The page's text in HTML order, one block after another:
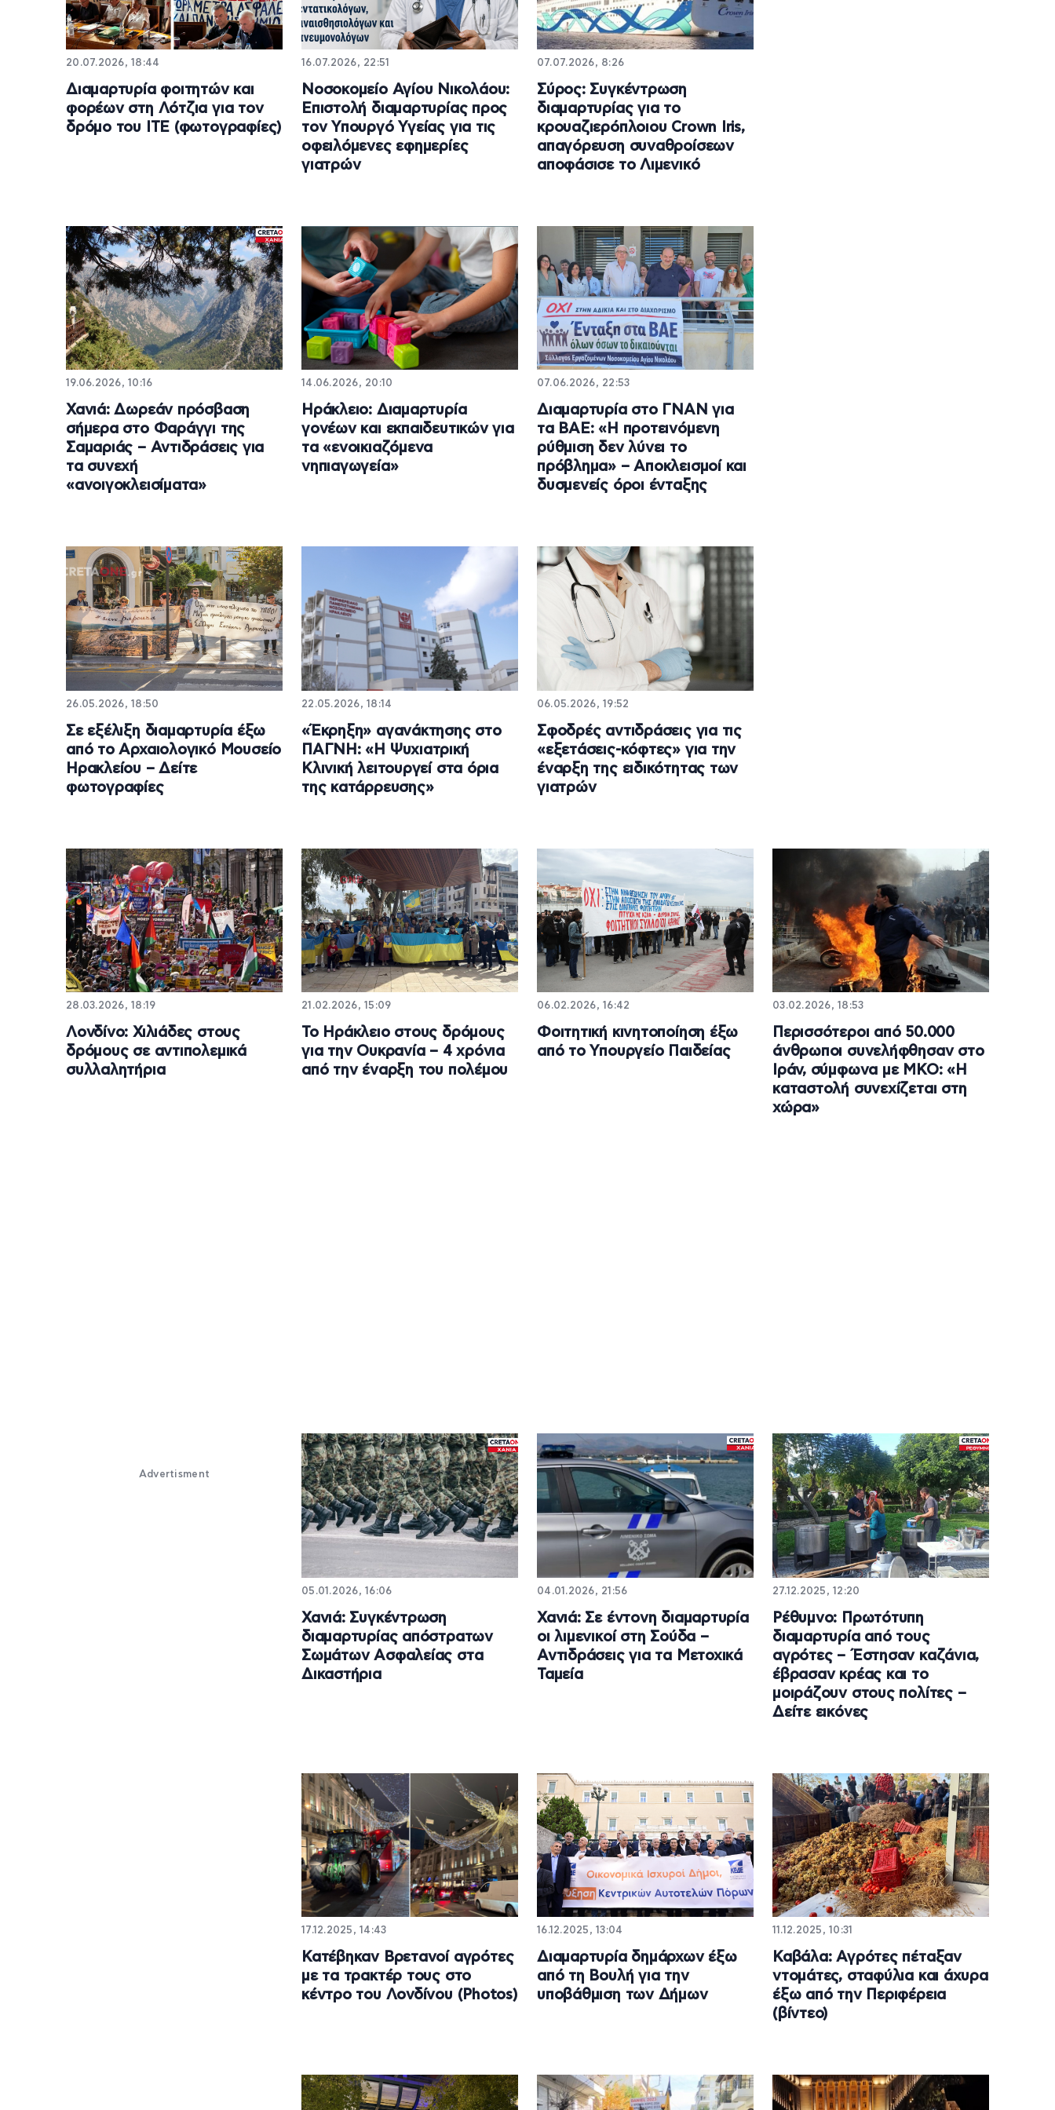
20.07.2026, 18:44
Διαμαρτυρία φοιτητών και
φορέων στη Λότζια για τον
δρόμο του ΙΤΕ (φωτογραφίες)
16.07.2026, 22:51
Νοσοκομείο Αγίου Νικολάου:
Επιστολή διαμαρτυρίας προς
τον Υπουργό Υγείας για τις
οφειλόμενες εφημερίες
γιατρών
07.07.2026, 8:26
Σύρος: Συγκέντρωση
διαμαρτυρίας για το
κρουαζιερόπλοιου Crown Iris,
απαγόρευση συναθροίσεων
αποφάσισε το Λιμενικό
19.06.2026, 10:16
Χανιά: Δωρεάν πρόσβαση
σήμερα στο Φαράγγι της
Σαμαριάς – Αντιδράσεις για
τα συνεχή
«ανοιγοκλεισίματα»
14.06.2026, 20:10
Ηράκλειο: Διαμαρτυρία
γονέων και εκπαιδευτικών για
τα «ενοικιαζόμενα
νηπιαγωγεία»
07.06.2026, 22:53
Διαμαρτυρία στο ΓΝΑΝ για
τα ΒΑΕ: «Η προτεινόμενη
ρύθμιση δεν λύνει το
πρόβλημα» – Αποκλεισμοί και
δυσμενείς όροι ένταξης
26.05.2026, 18:50
Σε εξέλιξη διαμαρτυρία έξω
από το Αρχαιολογικό Μουσείο
Ηρακλείου – Δείτε
φωτογραφίες
22.05.2026, 18:14
«Έκρηξη» αγανάκτησης στο
ΠΑΓΝΗ: «Η Ψυχιατρική
Κλινική λειτουργεί στα όρια
της κατάρρευσης»
06.05.2026, 19:52
Σφοδρές αντιδράσεις για τις
«εξετάσεις-κόφτες» για την
έναρξη της ειδικότητας των
γιατρών
28.03.2026, 18:19
Λονδίνο: Χιλιάδες στους
δρόμους σε αντιπολεμικά
συλλαλητήρια
21.02.2026, 15:09
Το Ηράκλειο στους δρόμους
για την Ουκρανία – 4 χρόνια
από την έναρξη του πολέμου
06.02.2026, 16:42
Φοιτητική κινητοποίηση έξω
από το Υπουργείο Παιδείας
03.02.2026, 18:53
Περισσότεροι από 50.000
άνθρωποι συνελήφθησαν στο
Ιράν, σύμφωνα με ΜΚΟ: «Η
καταστολή συνεχίζεται στη
χώρα»
Advertisment
05.01.2026, 16:06
Χανιά: Συγκέντρωση
διαμαρτυρίας απόστρατων
Σωμάτων Ασφαλείας στα
Δικαστήρια
04.01.2026, 21:56
Χανιά: Σε έντονη διαμαρτυρία
οι λιμενικοί στη Σούδα –
Αντιδράσεις για τα Μετοχικά
Ταμεία
27.12.2025, 12:20
Ρέθυμνο: Πρωτότυπη
διαμαρτυρία από τους
αγρότες – Έστησαν καζάνια,
έβρασαν κρέας και το
μοιράζουν στους πολίτες –
Δείτε εικόνες
17.12.2025, 14:43
Κατέβηκαν Βρετανοί αγρότες
με τα τρακτέρ τους στο
κέντρο του Λονδίνου (Photos)
16.12.2025, 13:04
Διαμαρτυρία δημάρχων έξω
από τη Βουλή για την
υποβάθμιση των Δήμων
11.12.2025, 10:31
Καβάλα: Αγρότες πέταξαν
ντομάτες, σταφύλια και άχυρα
έξω από την Περιφέρεια
(βίντεο)